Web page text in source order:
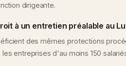
dirigeante.
à un entretien préalable au
des mêmes protections
entreprises d'au moins 150